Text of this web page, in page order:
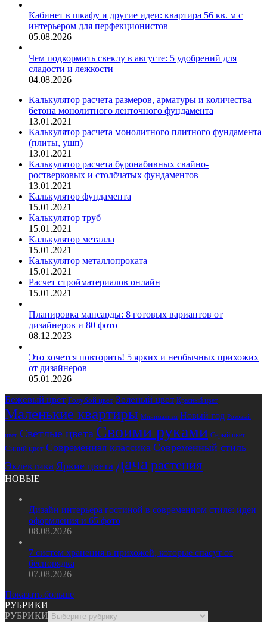
Кабинет в шкафу и другие идеи: квартира 56 кв. м с
интерьером для перфекционистов
05.08.2026
Чем подкормить свеклу в августе: 5 удобрений для
сладости и лежкости
04.08.2026
Калькулятор расчета размеров, арматуры и количества
бетона монолитного ленточного фундамента
13.01.2021
Калькулятор расчета монолитного плитного фундамента
(плиты, ушп)
13.01.2021
Калькулятор расчета буронабивных свайно-
ростверковых и столбчатых фундаментов
13.01.2021
Калькулятор фундамента
15.01.2021
Калькулятор труб
15.01.2021
Калькулятор металла
15.01.2021
Калькулятор металлопроката
15.01.2021
Расчет стройматериалов онлайн
15.01.2021
Планировка мансарды: 8 готовых вариантов от
дизайнеров и 80 фото
08.12.2023
Это хочется повторить! 5 ярких и необычных прихожих
от дизайнеров
05.01.2026
Бежевый цвет Голубой цвет Зеленый цвет Красный цвет
Маленькие квартиры Минимализм Новый год Розовый
цвет Светлые цвета Своими руками Серый цвет
Синий цвет Современная классика Современный стиль
Эклектика Яркие цвета дача растения
НОВЫЕ
Дизайн интерьера гостиной в современном стиле: идеи
оформления и 65 фото
08.08.2026
7 систем хранения в прихожей, которые спасут от
беспорядка
07.08.2026
Показать больше
РУБРИКИ
РУБРИКИ